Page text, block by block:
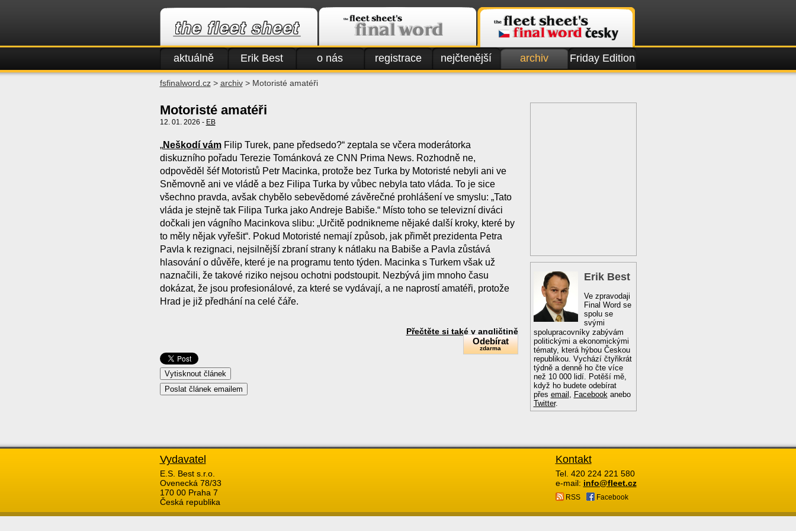
aktuálně Erik Best o nás registrace nejčtenější archiv Friday Edition
fsfinalword.cz> archiv> Motoristé amatéři
Motoristé amatéři
12. 01. 2026 - EB
„Neškodí vámFilip Turek, pane předsedo?“ zeptala se včera moderátorka
diskuzního pořadu Terezie Tománková ze CNN Prima News. Rozhodně ne,
odpověděl šéf Motoristů Petr Macinka, protože bez Turka by Motoristé nebyli ani ve
Sněmovně ani ve vládě a bez Filipa Turka by vůbec nebyla tato vláda. To je sice
všechno pravda, avšak chybělo sebevědomé závěrečné prohlášení ve smyslu: „Tato
vláda je stejně tak Filipa Turka jako Andreje Babiše.“ Místo toho se televizní diváci
dočkali jen vágního Macinkova slibu: „Určitě podnikneme nějaké další kroky, které by
to měly nějak vyřešit“. Pokud Motoristé nemají způsob, jak přimět prezidenta Petra
Pavla k rezignaci, nejsilnější zbraní strany k nátlaku na Babiše a Pavla zůstává
hlasování o důvěře, které je na programu tento týden. Macinka s Turkem však už
naznačili, že takové riziko nejsou ochotni podstoupit. Nezbývá jim mnoho času
dokázat, že jsou profesionálové, za které se vydávají, a ne naprostí amatéři, protože
Hrad je již předhání na celé čáře.
Přečtěte si také v angličtině
Odebírat
zdarma
Erik Best
Ve zpravodaji
Final Word se
spolu se
svými
spolupracovníky zabývám
politickými a ekonomickými
tématy, která hýbou Českou
republikou. Vychází čtyřikrát
týdně a denně ho čte více
než 10 000 lidí. Potěší mě,
když ho budete odebírat
přes email , Facebookanebo
Twitter.
Kontakt
Tel. 420 224 221 580
e-mail: info@fleet.cz
RSS Facebook
Vydavatel
E.S. Best s.r.o.
Ovenecká 78/33
170 00 Praha 7
Česká republika